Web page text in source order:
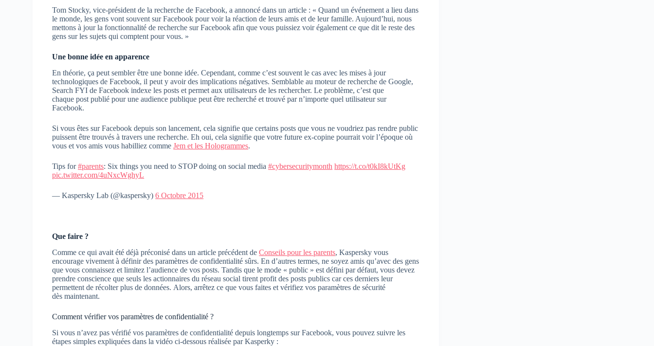
Tom Stocky, vice-président de la recherche de Facebook, a annoncé dans un article : « Quand un événement a lieu dans
le monde, les gens vont souvent sur Facebook pour voir la réaction de leurs amis et de leur famille. Aujourd’hui, nous
mettons à jour la fonctionnalité de recherche sur Facebook afin que vous puissiez voir également ce que dit le reste des
gens sur les sujets qui comptent pour vous. »
Une bonne idée en apparence
En théorie, ça peut sembler être une bonne idée. Cependant, comme c’est souvent le cas avec les mises à jour
technologiques de Facebook, il peut y avoir des implications négatives. Semblable au moteur de recherche de Google,
Search FYI de Facebook indexe les posts et permet aux utilisateurs de les rechercher. Le problème, c’est que
chaque post publié pour une audience publique peut être recherché et trouvé par n’importe quel utilisateur sur
Facebook.
Si vous êtes sur Facebook depuis son lancement, cela signifie que certains posts que vous ne voudriez pas rendre public
puissent être trouvés à travers une recherche. Eh oui, cela signifie que votre future ex-copine pourrait voir l’époque où
vous et vos amis vous habilliez commeJem et les Hologrammes.
Tips for#parents: Six things you need to STOP doing on social media#cybersecuritymonth https://t.co/t0kI8kUtKg
pic.twitter.com/4uNxcWghyL
— Kaspersky Lab (@kaspersky)6 Octobre 2015
Que faire ?
Comme ce qui avait été déjà préconisé dans un article précédent deConseils pour les parents, Kaspersky vous
encourage vivement à définir des paramètres de confidentialité sûrs. En d’autres termes, ne soyez amis qu’avec des gens
que vous connaissez et limitez l’audience de vos posts. Tandis que le mode « public » est défini par défaut, vous devez
prendre conscience que seuls les actionnaires du réseau social tirent profit des posts publics car ces derniers leur
permettent de récolter plus de données. Alors, arrêtez ce que vous faites et vérifiez vos paramètres de sécurité
dès maintenant.
Comment vérifier vos paramètres de confidentialité ?
Si vous n’avez pas vérifié vos paramètres de confidentialité depuis longtemps sur Facebook, vous pouvez suivre les
étapes simples expliquées dans la vidéo ci-dessous réalisée par Kasperky :